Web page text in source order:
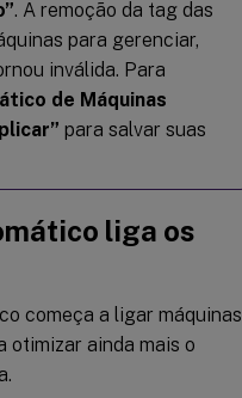
. A remoção da tag das
para gerenciar,
inválida. Para
de Máquinas
para salvar suas
liga os
começa a ligar máquinas
otimizar ainda mais o